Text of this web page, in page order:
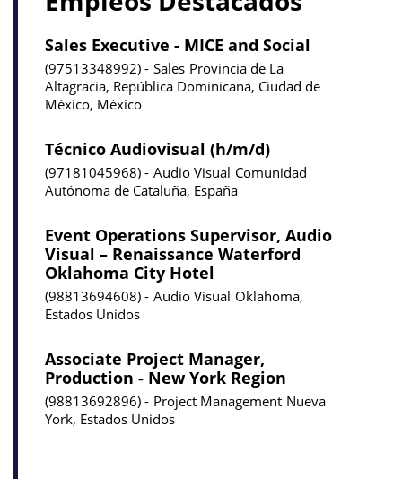
Sales Executive - MICE and Social
97513348992 Sales Provincia de La
Altagracia, República Dominicana, Ciudad de
México, México
Técnico Audiovisual (h/m/d)
97181045968 Audio Visual Comunidad
Autónoma de Cataluña, España
Event Operations Supervisor, Audio
Visual – Renaissance Waterford
Oklahoma City Hotel
98813694608 Audio Visual Oklahoma,
Estados Unidos
Associate Project Manager,
Production - New York Region
98813692896 Project Management Nueva
York, Estados Unidos